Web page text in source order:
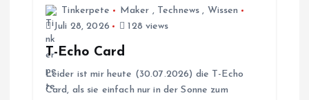
Tinkerpete Maker , Technews , Wissen
Juli 28, 2026
128 views
T-Echo Card
Leider ist mir heute (30.07.2026) die T-Echo
Card, als sie einfach nur in der Sonne zum